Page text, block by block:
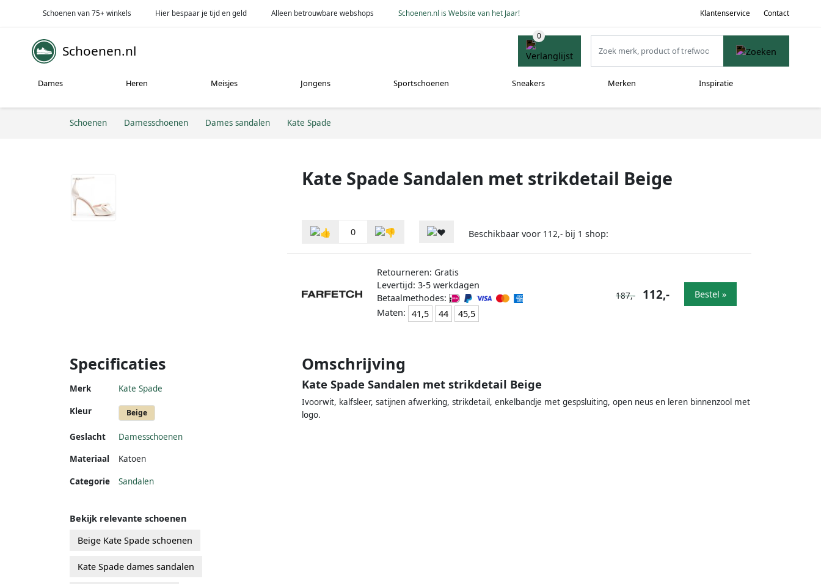
Schoenen van 75+ winkels Hier bespaar je tijd en geld Alleen betrouwbare webshops Schoenen.nl is Website van het Jaar! Klantenservice Contact
Schoenen.nl
Dames Heren Meisjes Jongens Sportschoenen Sneakers Merken Inspiratie
Schoenen Damesschoenen Dames sandalen Kate Spade
Kate Spade Sandalen met strikdetail Beige
0 Beschikbaar voor 112,- bij 1 shop:
Retourneren: Gratis
Levertijd: 3-5 werkdagen
Betaalmethodes:
Maten: 41,5 44 45,5
187,- 112,- Bestel »
Specificaties
Merk Kate Spade
Kleur Beige
Geslacht
Damesschoenen
Materiaal
Katoen
Categorie Sandalen
Omschrijving
Kate Spade Sandalen met strikdetail Beige
Ivoorwit, kalfsleer, satijnen afwerking, strikdetail, enkelbandje met gespsluiting, open neus en leren binnenzool met
logo.
Bekijk relevante schoenen
Beige Kate Spade schoenen
Kate Spade dames sandalen